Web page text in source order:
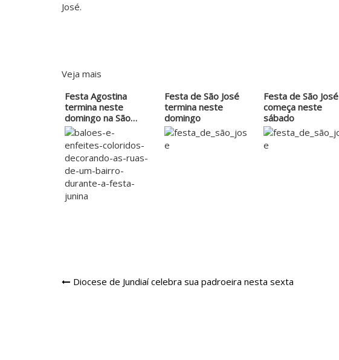
José.
Veja mais
Festa Agostina
termina neste
domingo na São
José
Festa de São José
termina neste
domingo
Festa de São José
começa neste
sábado
Navegação
Diocese de Jundiaí celebra sua padroeira nesta sexta